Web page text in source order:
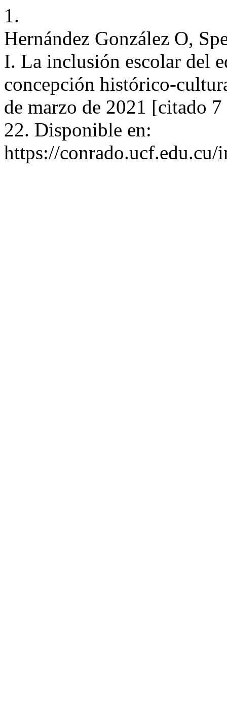
1.
Hernández González O,
I. La inclusión escolar del
concepción histórico-
de marzo de 2021 [citado
22. Disponible en:
https://